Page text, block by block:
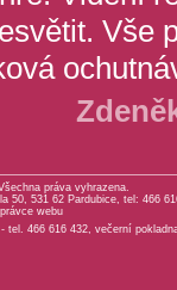
Vše
práva vyhrazena.
50, 531 62 Pardubice, tel: 466
webu
tel. 466 616 432, večerní